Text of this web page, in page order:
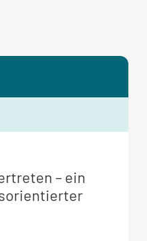
– ein